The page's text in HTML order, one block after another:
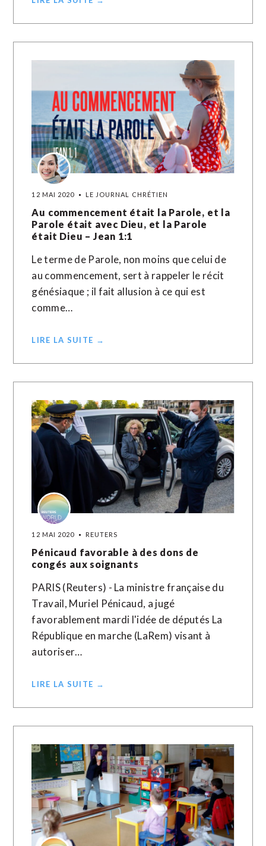
12 MAI 2020 LE JOURNAL CHRÉTIEN
Au commencement était la Parole, et la
Parole était avec Dieu, et la Parole
était Dieu – Jean 1:1
Le terme de Parole, non moins que celui de
au commencement, sert à rappeler le récit
génésiaque ; il fait allusion à ce qui est
comme…
LIRE LA SUITE →
12 MAI 2020 REUTERS
Pénicaud favorable à des dons de
congés aux soignants
PARIS (Reuters) - La ministre française du
Travail, Muriel Pénicaud, a jugé
favorablement mardi l'idée de députés La
République en marche (LaRem) visant à
autoriser…
LIRE LA SUITE →